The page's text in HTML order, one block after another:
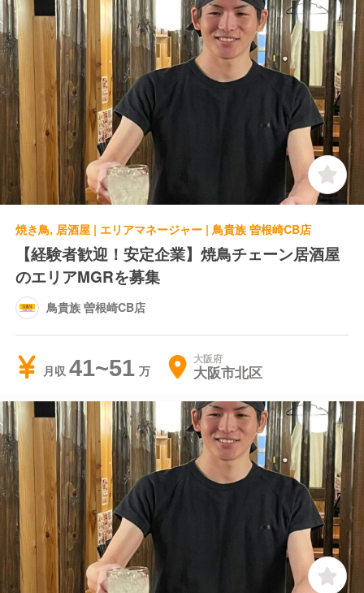
焼き鳥, 居酒屋 | エリアマネージャー | 鳥貴族 曽根崎CB店
【経験者歓迎！安定企業】焼鳥チェーン居酒屋
のエリアMGRを募集
鳥貴族 曽根崎CB店
月収 41~51 大阪府
大阪市北区